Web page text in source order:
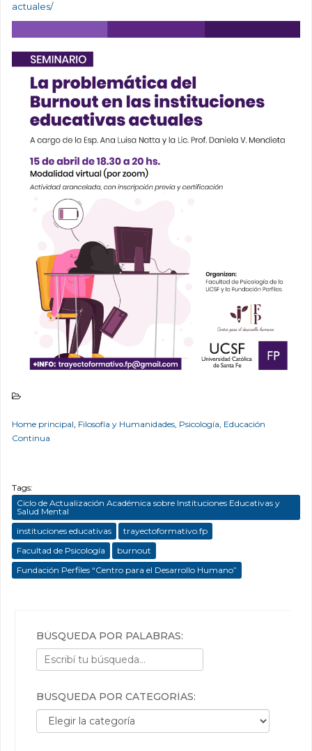
actuales/
Home principal Filosofía y Humanidades Psicología Educación
Continua
Tags:
Ciclo de Actualización Académica sobre Instituciones Educativas y
Salud Mental
instituciones educativas
trayectoformativo.fp
Facultad de Psicología
burnout
Fundación Perfiles “Centro para el Desarrollo Humano”
BÚSQUEDA POR PALABRAS:
BÚSQUEDA POR CATEGORÍAS:
Búsqueda por categorías: